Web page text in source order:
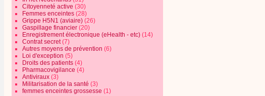
Citoyenneté active (30)
Femmes enceintes (28)
Grippe H5N1 (aviaire) (26)
Gaspillage financier (20)
Enregistrement électronique (eHealth - etc) (14)
Contrat secret(7)
Autres moyens de prévention (6)
Loi d'exception (5)
Droits des patients (4)
Pharmacovigilance (4)
Antiviraux (3)
Militarisation de la santé (3)
femmes enceintes grossesse (1)